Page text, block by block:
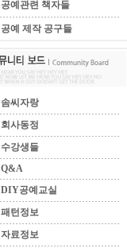
공예관련 책자들
공예 제작 공구들
솜씨자랑
회사동정
수강생들
Q&A
DIY공예교실
패턴정보
자료정보